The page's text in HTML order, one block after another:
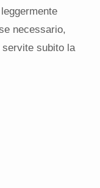
necessario,
subito la